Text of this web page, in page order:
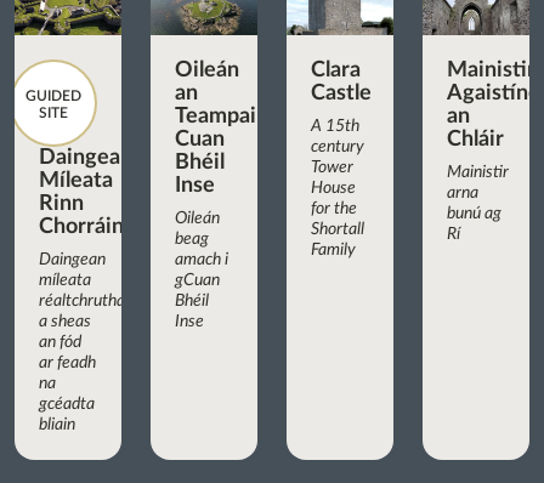
GUIDED
SITE
Daingean
Míleata
Rinn
Chorráin
Daingean
míleata
réaltchruthach
a sheas
an fód
ar feadh
na
gcéadta
bliain
Oileán
an
Teampaill,
Cuan
Bhéil
Inse
Oileán
beag
amach i
gCuan
Bhéil
Inse
Clara
Castle
A 15th
century
Tower
House
for the
Shortall
Family
Mainistir
an
Chláir
Mainistir
arna
bunú ag
Rí